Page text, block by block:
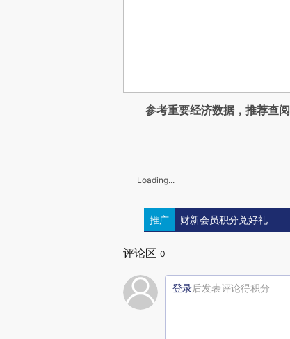
参考重要经济数据，推荐查阅
Loading...
推广 财新会员积分兑好礼
评论区 0
登录后发表评论得积分